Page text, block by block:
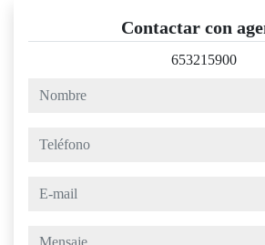
Contactar con
653215900
nombre
teléfono
e-mail
mensaje